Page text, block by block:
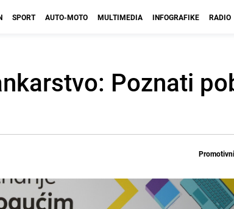
SPORT AUTO-MOTO MULTIMEDIA INFOGRAFIKE RADIO
Poznati